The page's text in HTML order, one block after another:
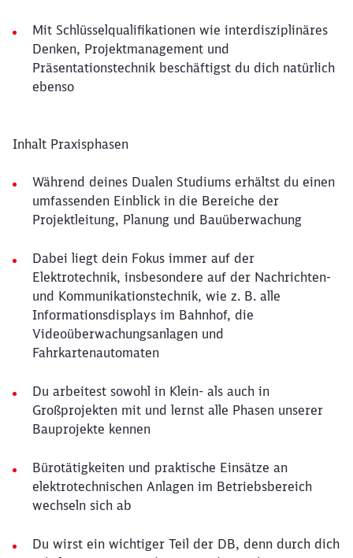
Mit Schlüsselqualifikationen wie interdisziplinäres
Denken, Projektmanagement und
Präsentationstechnik beschäftigst du dich natürlich
ebenso
Inhalt Praxisphasen
Während deines Dualen Studiums erhältst du einen
umfassenden Einblick in die Bereiche der
Projektleitung, Planung und Bauüberwachung
Dabei liegt dein Fokus immer auf der
Elektrotechnik, insbesondere auf der Nachrichten-
und Kommunikationstechnik, wie z. B. alle
Informationsdisplays im Bahnhof, die
Videoüberwachungsanlagen und
Fahrkartenautomaten
Du arbeitest sowohl in Klein- als auch in
Großprojekten mit und lernst alle Phasen unserer
Bauprojekte kennen
Bürotätigkeiten und praktische Einsätze an
elektrotechnischen Anlagen im Betriebsbereich
wechseln sich ab
Du wirst ein wichtiger Teil der DB, denn durch dich